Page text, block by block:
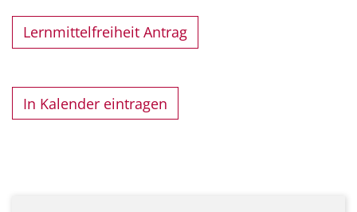
Lernmittelfreiheit Antrag
In Kalender eintragen